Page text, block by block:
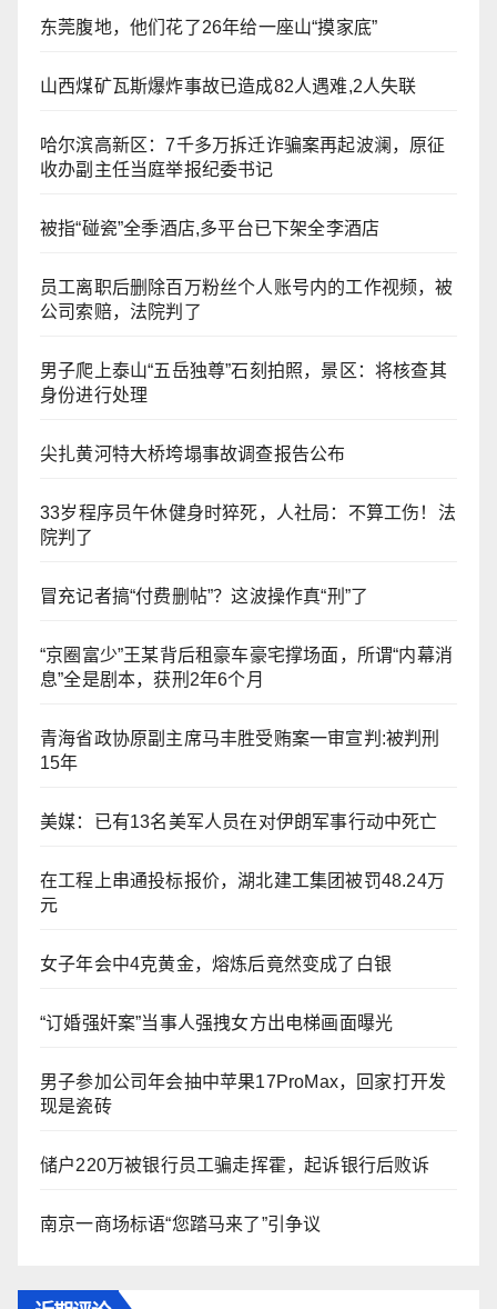
东莞腹地，他们花了26年给一座山“摸家底”
山西煤矿瓦斯爆炸事故已造成82人遇难,2人失联
哈尔滨高新区：7千多万拆迁诈骗案再起波澜，原征
收办副主任当庭举报纪委书记
被指“碰瓷”全季酒店,多平台已下架全李酒店
员工离职后删除百万粉丝个人账号内的工作视频，被
公司索赔，法院判了
男子爬上泰山“五岳独尊”石刻拍照，景区：将核查其
身份进行处理
尖扎黄河特大桥垮塌事故调查报告公布
33岁程序员午休健身时猝死，人社局：不算工伤！法
院判了
冒充记者搞“付费删帖”？这波操作真“刑”了
“京圈富少”王某背后租豪车豪宅撑场面，所谓“内幕消
息”全是剧本，获刑2年6个月
青海省政协原副主席马丰胜受贿案一审宣判:被判刑
15年
美媒：已有13名美军人员在对伊朗军事行动中死亡
在工程上串通投标报价，湖北建工集团被罚48.24万
元
女子年会中4克黄金，熔炼后竟然变成了白银
“订婚强奸案”当事人强拽女方出电梯画面曝光
男子参加公司年会抽中苹果17ProMax，回家打开发
现是瓷砖
储户220万被银行员工骗走挥霍，起诉银行后败诉
​南京一商场标语“您踏马来了”引争议